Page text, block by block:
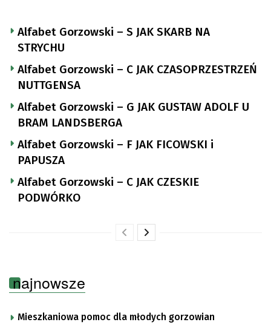
Alfabet Gorzowski – S JAK SKARB NA
STRYCHU
Alfabet Gorzowski – C JAK CZASOPRZESTRZEŃ
NUTTGENSA
Alfabet Gorzowski – G JAK GUSTAW ADOLF U
BRAM LANDSBERGA
Alfabet Gorzowski – F JAK FICOWSKI i
PAPUSZA
Alfabet Gorzowski – C JAK CZESKIE
PODWÓRKO
najnowsze
Mieszkaniowa pomoc dla młodych gorzowian